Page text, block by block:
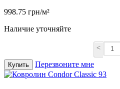
998.75 грн/м²
Наличие уточняйте
<
Купить Перезвоните мне